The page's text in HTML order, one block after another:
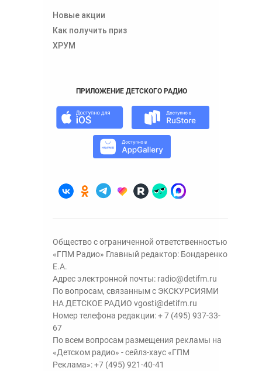
Новые акции
Как получить приз
ХРУМ
ПРИЛОЖЕНИЕ ДЕТСКОГО РАДИО
Общество с ограниченной ответственностью
«ГПМ Радио» Главный редактор: Бондаренко
Е.А.
Адрес электронной почты: radio@detifm.ru
По вопросам, связанным с ЭКСКУРСИЯМИ
НА ДЕТСКОЕ РАДИО vgosti@detifm.ru
Номер телефона редакции:+ 7 (495) 937-33-
67
По всем вопросам размещения рекламы на
«Детском радио» - сейлз-хаус «ГПМ
Реклама»:+7 (495) 921-40-41